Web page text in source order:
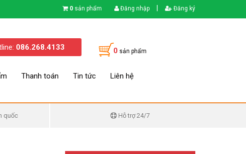
0 sản phẩm Đăng nhập Đăng ký
086.268.4133 0 sản phẩm
Thanh toán Tin tức
Liên hệ
quốc Hỗ trợ 24/7